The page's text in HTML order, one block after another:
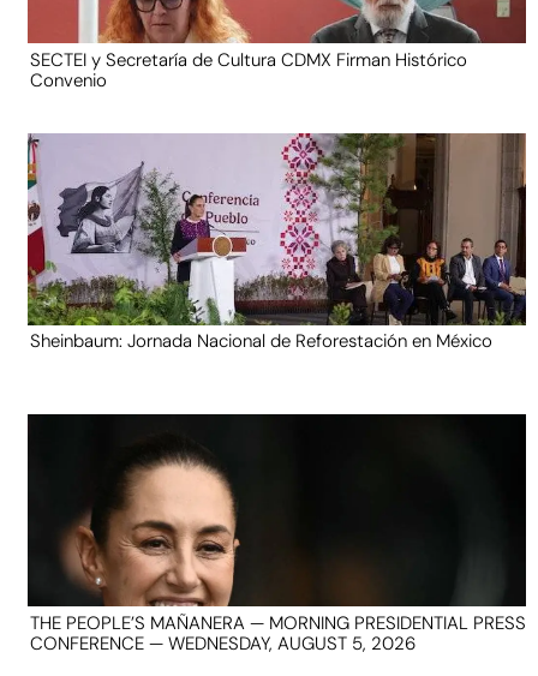
SECTEI y Secretaría de Cultura CDMX Firman Histórico
Convenio
Sheinbaum: Jornada Nacional de Reforestación en México
THE PEOPLE’S MAÑANERA — MORNING PRESIDENTIAL PRESS
CONFERENCE — WEDNESDAY, AUGUST 5, 2026